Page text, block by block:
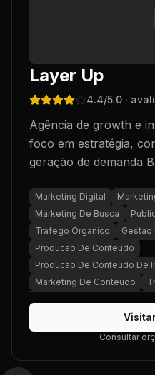
Layer Up
4.4/5.0 ·
Agência de growth e
foco em estratégia,
geração de demanda
Marketing Digital
Marketing De Busca
Trafego Organico
Gestao
Producao De Conteudo
Producao De Conteudo De
Marketing De Conteudo
Consultar